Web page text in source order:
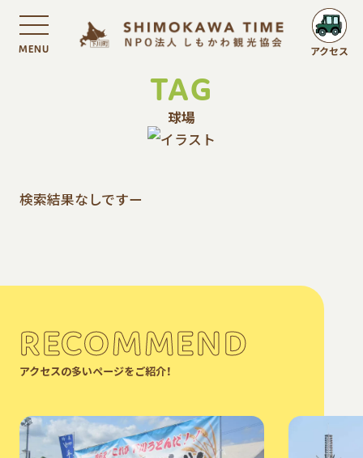
MENU アクセス
TAG
球場
検索結果なしですー
RECOMMEND
アクセスの多いページをご紹介！